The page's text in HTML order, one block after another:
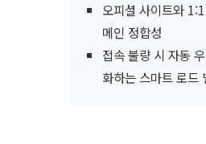
오피셜 사이트와
메인 정합성
접속 불량 시 자동
화하는 스마트 로드